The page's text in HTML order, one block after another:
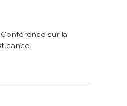
sur la
cancer